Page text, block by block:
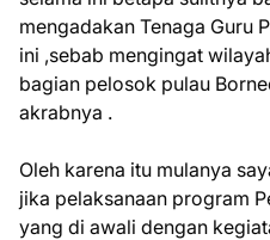
mengadakan Tenaga Guru
ini ,sebab mengingat
bagian pelosok pulau
akrabnya .
Oleh karena itu mulanya
jika pelaksanaan program
yang di awali dengan